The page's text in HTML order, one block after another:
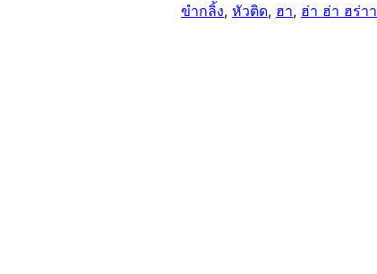
ขำกลิ้ง, หัวติด, ฮา, ฮ่า ฮ่า ฮร่าา